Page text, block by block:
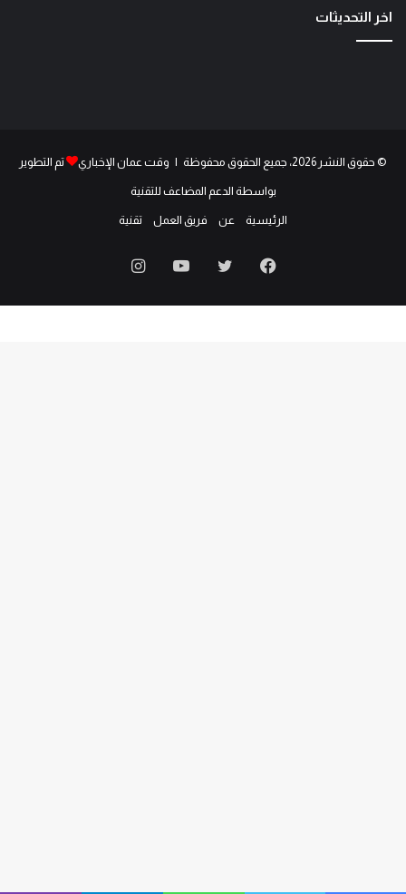
اخر التحديثات
© حقوق النشر 2026، جميع الحقوق محفوظة | وقت عمان الإخباري تم التطوير
بواسطة الدعم المضاعف للتقنية
الرئيسية عن فريق العمل تقنية